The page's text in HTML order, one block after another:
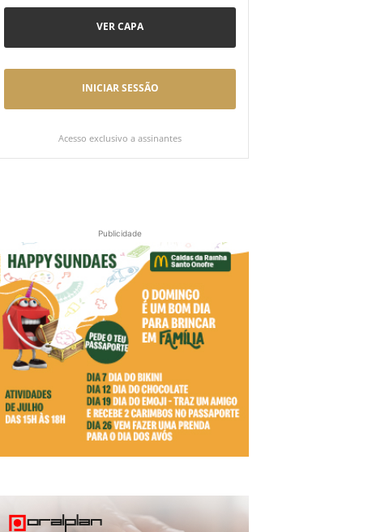
VER CAPA
INICIAR SESSÃO
Acesso exclusivo a assinantes
Publicidade